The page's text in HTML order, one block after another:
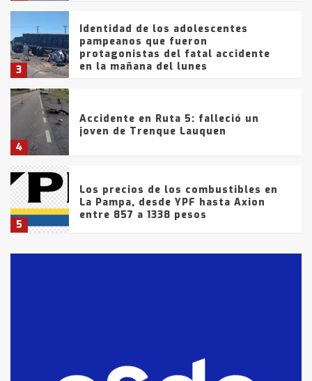
3
Identidad de los adolescentes
pampeanos que fueron
protagonistas del fatal accidente
en la mañana del lunes
4
Accidente en Ruta 5: falleció un
joven de Trenque Lauquen
5
Los precios de los combustibles en
La Pampa, desde YPF hasta Axion
entre 857 a 1338 pesos
fueron detenidos por
comercialización de drogas en la